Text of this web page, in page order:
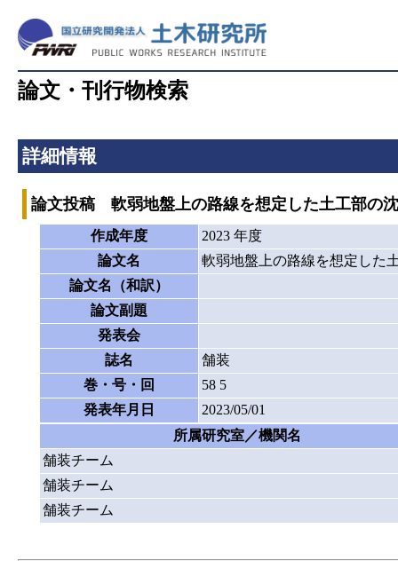
論文・刊行物検索
詳細情報
論文投稿 軟弱地盤上の路線を想定した土工部の
作成年度
2023 年度
論文名
軟弱地盤上の路線を想定した
論文名（和訳）
論文副題
発表会
誌名
舗装
巻・号・回
58 5
発表年月日
2023/05/01
所属研究室／機関名
舗装チーム
舗装チーム
舗装チーム